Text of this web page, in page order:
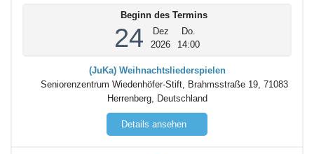
Beginn des Termins
24
Dez
2026
Do.
14:00
(JuKa) Weihnachtsliederspielen
Seniorenzentrum Wiedenhöfer-Stift, Brahmsstraße 19, 71083
Herrenberg, Deutschland
Details ansehen